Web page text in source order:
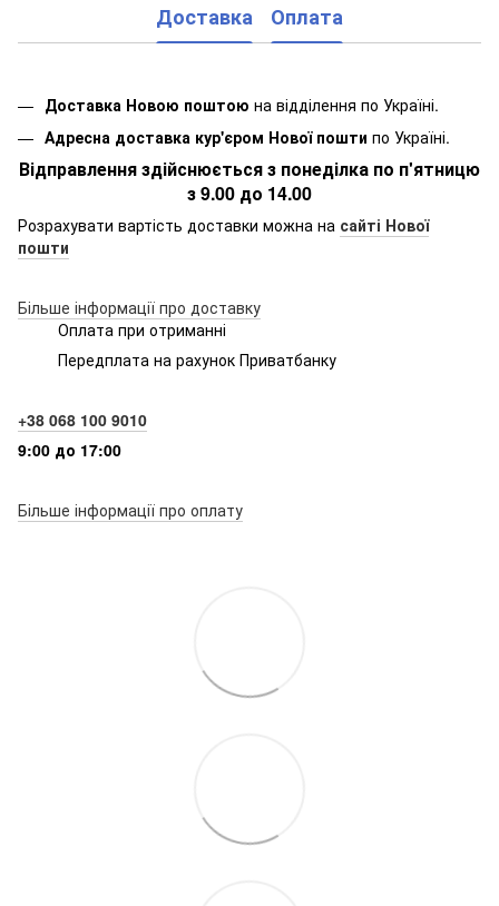
Доставка Оплата
Доставка Новою поштою на відділення по Україні.
Адресна доставка кур'єром Нової пошти по Україні.
Відправлення здійснюється з понеділка по п'ятницю
з 9.00 до 14.00
Розрахувати вартість доставки можна на сайті Нової
пошти
Більше інформації про доставку
Оплата при отриманні
Передплата на рахунок Приватбанку
+38 068 100 9010
9:00 до 17:00
Більше інформації про оплату